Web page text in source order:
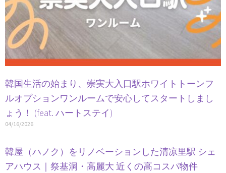
韓国生活の始まり、崇実大入口駅ホワイトトーンフ
ルオプションワンルームで安心してスタートしまし
ょう！ (feat. ハートステイ)
04/16/2026
韓屋（ハノク）をリノベーションした清凉里駅 シェ
アハウス｜祭基洞・高麗大 近くの高コスパ物件